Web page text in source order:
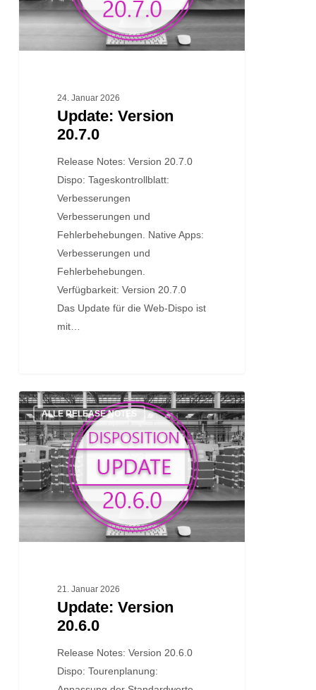
24. Januar 2026
Update: Version
20.7.0
Release Notes: Version 20.7.0
Dispo: Tageskontrollblatt:
Verbesserungen
Verbesserungen und
Fehlerbehebungen. Native Apps:
Verbesserungen und
Fehlerbehebungen.
Verfügbarkeit: Version 20.7.0
Das Update für die Web-Dispo ist
mit…
Update:
Version
20.6.0
ALLE RELEASE NOTES
21. Januar 2026
Update: Version
20.6.0
Release Notes: Version 20.6.0
Dispo: Tourenplanung: